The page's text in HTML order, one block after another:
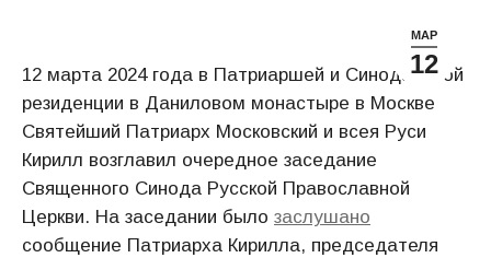
МАР
12
12 марта 2024 года в Патриаршей и Синодальной
резиденции в Даниловом монастыре в Москве
Святейший Патриарх Московский и всея Руси
Кирилл возглавил очередное заседание
Священного Синода Русской Православной
Церкви. На заседании было заслушано
сообщение Патриарха Кирилла, председателя